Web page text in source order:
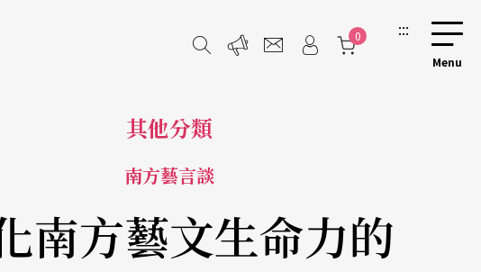
0 :::
其他分類
南方藝言談
南方藝文生命力的